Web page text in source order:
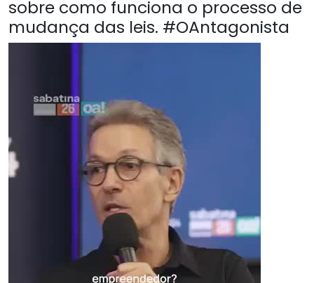
sobre como funciona o processo de
mudança das leis. #OAntagonista